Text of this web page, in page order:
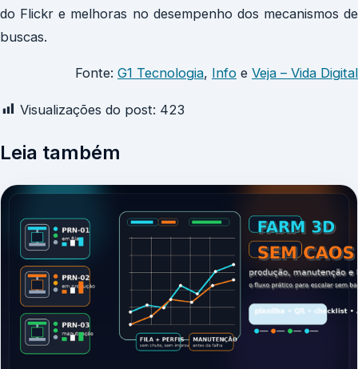
do Flickr e melhoras no desempenho dos mecanismos de
buscas.
Fonte: G1 Tecnologia, Info e Veja – Vida Digital
Visualizações do post: 423
Leia também